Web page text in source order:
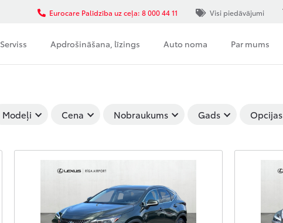
Serviss Apdrošināšana, līzings Auto noma Par mums
Eurocare Palīdzība uz ceļa: 8 000 44 11 Visi piedāvājumi
Modeļi Cena Nobraukums Gads Opcijas